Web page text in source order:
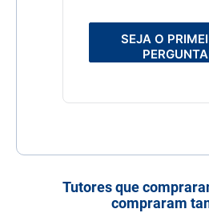
SEJA O
Tutores que
compraram